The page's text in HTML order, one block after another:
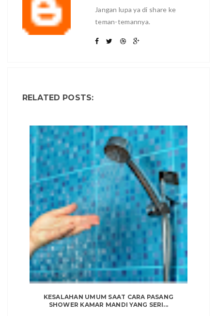
Jangan lupa ya di share ke
teman-temannya.
RELATED POSTS:
KESALAHAN UMUM SAAT CARA PASANG
SHOWER KAMAR MANDI YANG SERI...